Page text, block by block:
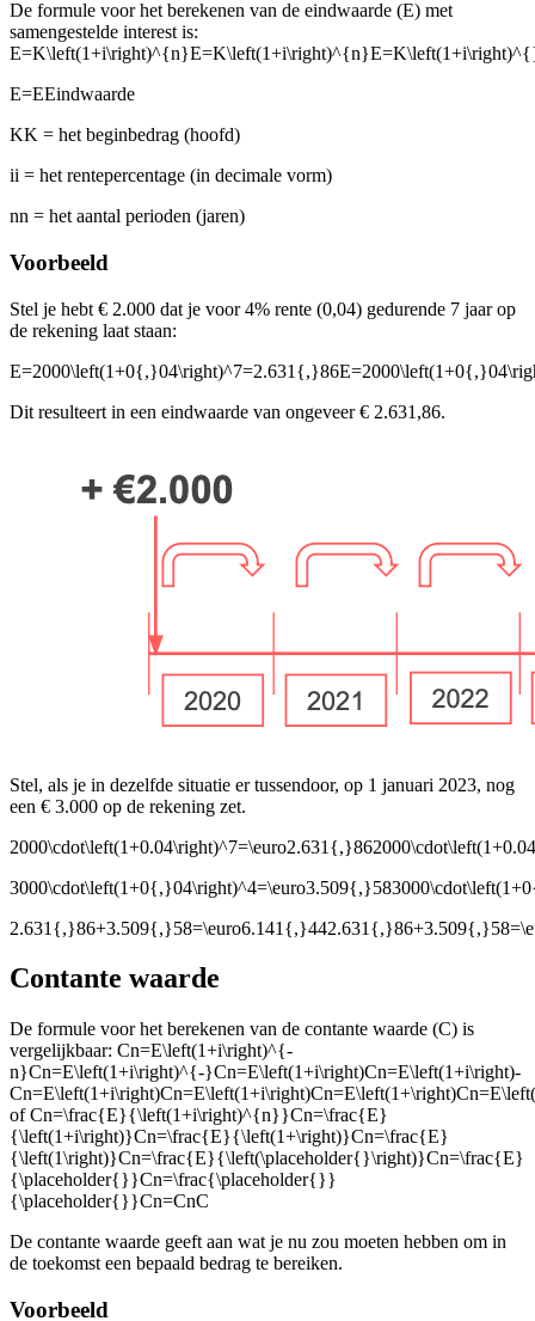
De formule voor het berekenen van de eindwaarde (E) met
samengestelde interest is:
E=EEindwaarde
KK = het beginbedrag (hoofd)
ii = het rentepercentage (in decimale vorm)
nn = het aantal perioden (jaren)
Voorbeeld
Stel je hebt € 2.000 dat je voor 4% rente (0,04) gedurende 7 jaar op
de rekening laat staan:
Dit resulteert in een eindwaarde van ongeveer € 2.631,86.
Stel, als je in dezelfde situatie er tussendoor, op 1 januari 2023, nog
een € 3.000 op de rekening zet.
Contante waarde
De formule voor het berekenen van de contante waarde (C) is
vergelijkbaar: Cn=E\left(1+i\right)^{-
n}Cn=E\left(1+i\right)^{-}Cn=E\left(1+i\right)Cn=E\left(1+i\right)-
ofCn=\frac{E}{\left(1+i\right)^{n}}Cn=\frac{E}
{\left(1+i\right)}Cn=\frac{E}{\left(1+\right)}Cn=\frac{E}
{\left(1\right)}Cn=\frac{E}{\left(\placeholder{}\right)}Cn=\frac{E}
{\placeholder{}}Cn=\frac{\placeholder{}}
{\placeholder{}}Cn=CnC
De contante waarde geeft aan wat je nu zou moeten hebben om in
de toekomst een bepaald bedrag te bereiken.
Voorbeeld